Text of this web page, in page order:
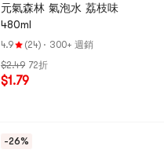
元氣森林 氣泡水 荔枝味
480ml
4.9 (24) · 300+ 週銷
$2.49 72折
$1.79
-26%